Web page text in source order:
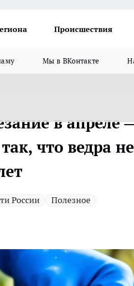
Происшествия
Мы в ВКонтакте
в
что ведра
России Полезное